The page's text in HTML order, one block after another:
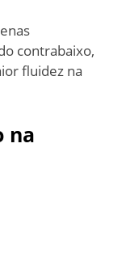
contrabaixo,
fluidez na
na